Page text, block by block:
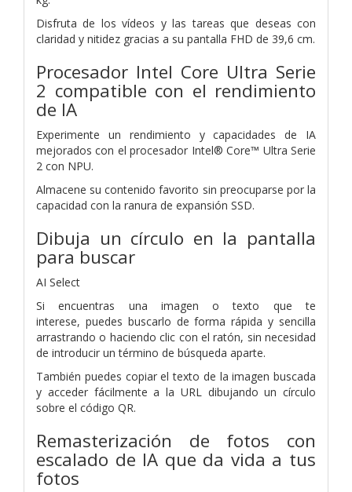
Disfruta de los vídeos y las tareas que deseas con
claridad y nitidez gracias a su pantalla FHD de 39,6 cm.
Procesador Intel Core Ultra Serie
2 compatible con el rendimiento
de IA
Experimente un rendimiento y capacidades de IA
mejorados con el procesador Intel® Core™ Ultra Serie
2 con NPU.
Almacene su contenido favorito sin preocuparse por la
capacidad con la ranura de expansión SSD.
Dibuja un círculo en la pantalla
para buscar
AI Select
Si encuentras una imagen o texto que te
interese, puedes buscarlo de forma rápida y sencilla
arrastrando o haciendo clic con el ratón, sin necesidad
de introducir un término de búsqueda aparte.
También puedes copiar el texto de la imagen buscada
y acceder fácilmente a la URL dibujando un círculo
sobre el código QR.
Remasterización de fotos con
escalado de IA que da vida a tus
fotos